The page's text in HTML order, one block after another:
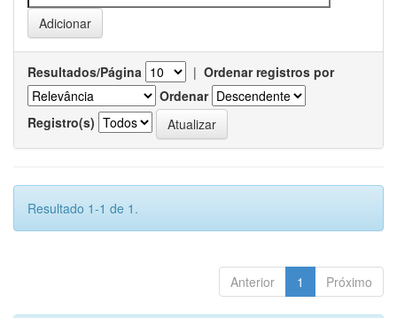
Resultados/Página | Ordenar registros por
Ordenar
Registro(s)
Resultado 1-1 de 1.
Anterior 1 Próximo